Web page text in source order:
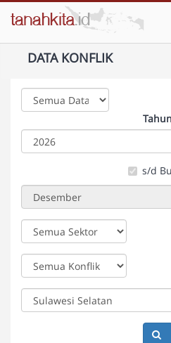
DATA KONFLIK
Tahun
s/d